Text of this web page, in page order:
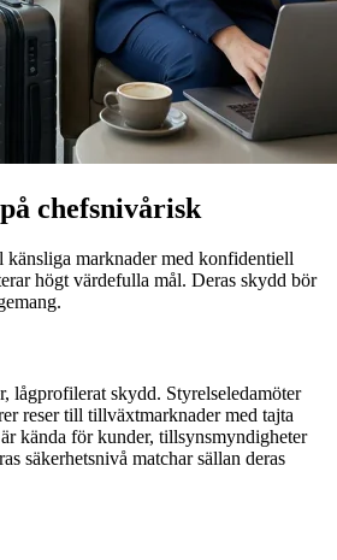
chefsnivårisk
känsliga marknader med konfidentiell
högt värdefulla mål. Deras skydd bör
lågprofilerat skydd. Styrelseledamöter
reser till tillväxtmarknader med tajta
kända för kunder, tillsynsmyndigheter
säkerhetsnivå matchar sällan deras